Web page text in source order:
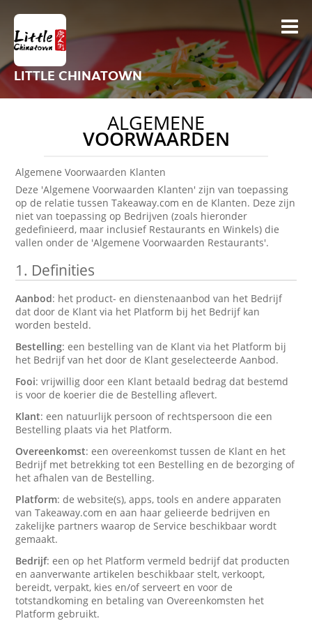
LITTLE CHINATOWN
ALGEMENE
VOORWAARDEN
Algemene Voorwaarden Klanten
Deze 'Algemene Voorwaarden Klanten' zijn van toepassing
op de relatie tussen Takeaway.com en de Klanten. Deze zijn
niet van toepassing op Bedrijven (zoals hieronder
gedefinieerd, maar inclusief Restaurants en Winkels) die
vallen onder de 'Algemene Voorwaarden Restaurants'.
1. Definities
Aanbod: het product- en dienstenaanbod van het Bedrijf
dat door de Klant via het Platform bij het Bedrijf kan
worden besteld.
Bestelling: een bestelling van de Klant via het Platform bij
het Bedrijf van het door de Klant geselecteerde Aanbod.
Fooi: vrijwillig door een Klant betaald bedrag dat bestemd
is voor de koerier die de Bestelling aflevert.
Klant: een natuurlijk persoon of rechtspersoon die een
Bestelling plaats via het Platform.
Overeenkomst: een overeenkomst tussen de Klant en het
Bedrijf met betrekking tot een Bestelling en de bezorging of
het afhalen van de Bestelling.
Platform: de website(s), apps, tools en andere apparaten
van Takeaway.com en aan haar gelieerde bedrijven en
zakelijke partners waarop de Service beschikbaar wordt
gemaakt.
Bedrijf: een op het Platform vermeld bedrijf dat producten
en aanverwante artikelen beschikbaar stelt, verkoopt,
bereidt, verpakt, kies en/of serveert en voor de
totstandkoming en betaling van Overeenkomsten het
Platform gebruikt.